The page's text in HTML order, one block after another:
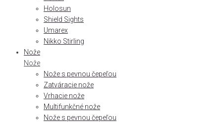
Holosun
Shield Sights
Umarex
Nikko Stirling
Nože
Nože
Nože s pevnou čepeľou
Zatváracie nože
Vrhacie nože
Multifunkčné nože
Nože s pevnou čepeľou